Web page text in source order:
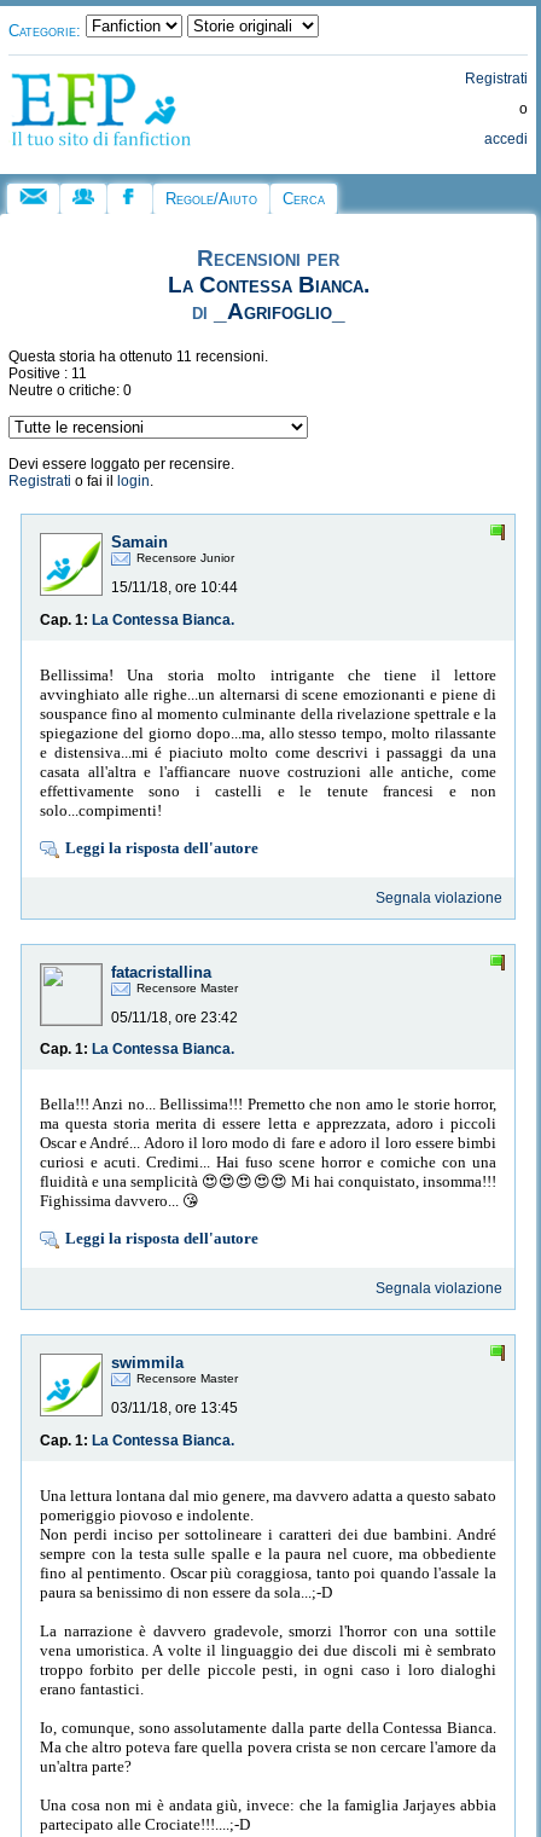
Categorie:
Registrati
o
accedi
Regole/Aiuto Cerca
Recensioni per
La Contessa Bianca.
di
_Agrifoglio_
Questa storia ha ottenuto 11 recensioni.
Positive : 11
Neutre o critiche: 0
Devi essere loggato per recensire.
Registrati o fai il login.
Samain
Recensore Junior
15/11/18, ore 10:44
Cap. 1: La Contessa Bianca.
Bellissima! Una storia molto intrigante che tiene il lettore
avvinghiato alle righe...un alternarsi di scene emozionanti e piene di
souspance fino al momento culminante della rivelazione spettrale e la
spiegazione del giorno dopo...ma, allo stesso tempo, molto rilassante
e distensiva...mi é piaciuto molto come descrivi i passaggi da una
casata all'altra e l'affiancare nuove costruzioni alle antiche, come
effettivamente sono i castelli e le tenute francesi e non
solo...compimenti!
Leggi la risposta dell'autore
Segnala violazione
fatacristallina
Recensore Master
05/11/18, ore 23:42
Cap. 1: La Contessa Bianca.
Bella!!! Anzi no... Bellissima!!! Premetto che non amo le storie horror,
ma questa storia merita di essere letta e apprezzata, adoro i piccoli
Oscar e André... Adoro il loro modo di fare e adoro il loro essere bimbi
curiosi e acuti. Credimi... Hai fuso scene horror e comiche con una
fluidità e una semplicità 😍😍😍😍😍 Mi hai conquistato, insomma!!!
Fighissima davvero... 😘
Leggi la risposta dell'autore
Segnala violazione
swimmila
Recensore Master
03/11/18, ore 13:45
Cap. 1: La Contessa Bianca.
Una lettura lontana dal mio genere, ma davvero adatta a questo sabato
pomeriggio piovoso e indolente.
Non perdi inciso per sottolineare i caratteri dei due bambini. André
sempre con la testa sulle spalle e la paura nel cuore, ma obbediente
fino al pentimento. Oscar più coraggiosa, tanto poi quando l'assale la
paura sa benissimo di non essere da sola...;-D
La narrazione è davvero gradevole, smorzi l'horror con una sottile
vena umoristica. A volte il linguaggio dei due discoli mi è sembrato
troppo forbito per delle piccole pesti, in ogni caso i loro dialoghi
erano fantastici.
Io, comunque, sono assolutamente dalla parte della Contessa Bianca.
Ma che altro poteva fare quella povera crista se non cercare l'amore da
un'altra parte?
Una cosa non mi è andata giù, invece: che la famiglia Jarjayes abbia
partecipato alle Crociate!!!....;-D